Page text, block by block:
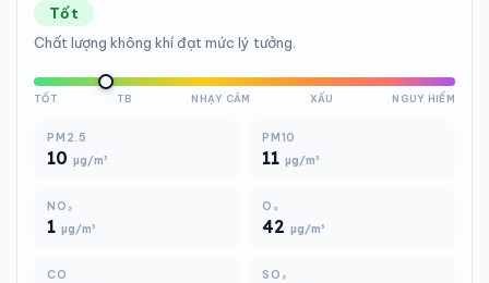
Tốt
Chất lượng không khí đạt mức lý tưởng.
TỐT TB NHẠY CẢM XẤU NGUY HIỂM
PM2.5
10 µg/m³
PM10
11 µg/m³
NO₂
1 µg/m³
O₃
42 µg/m³
CO SO₂